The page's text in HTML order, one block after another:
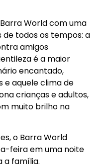
World com uma
de todos os tempos: a
amigos
é a maior
encantado,
e aquele clima de
crianças e adultos,
muito brilho na
o Barra World
feira em uma noite
a família.